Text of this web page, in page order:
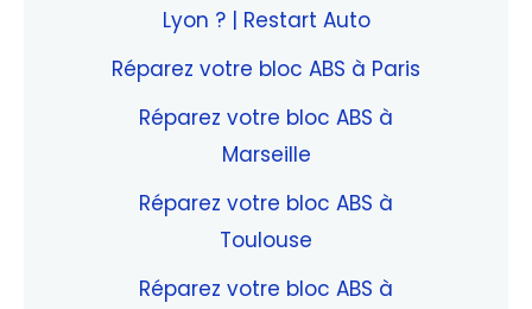
Lyon ? | Restart Auto
Réparez votre bloc ABS à Paris
Réparez votre bloc ABS à
Marseille
Réparez votre bloc ABS à
Toulouse
Réparez votre bloc ABS à